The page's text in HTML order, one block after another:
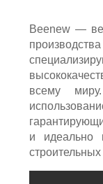
Beenew —
всему
и идеально